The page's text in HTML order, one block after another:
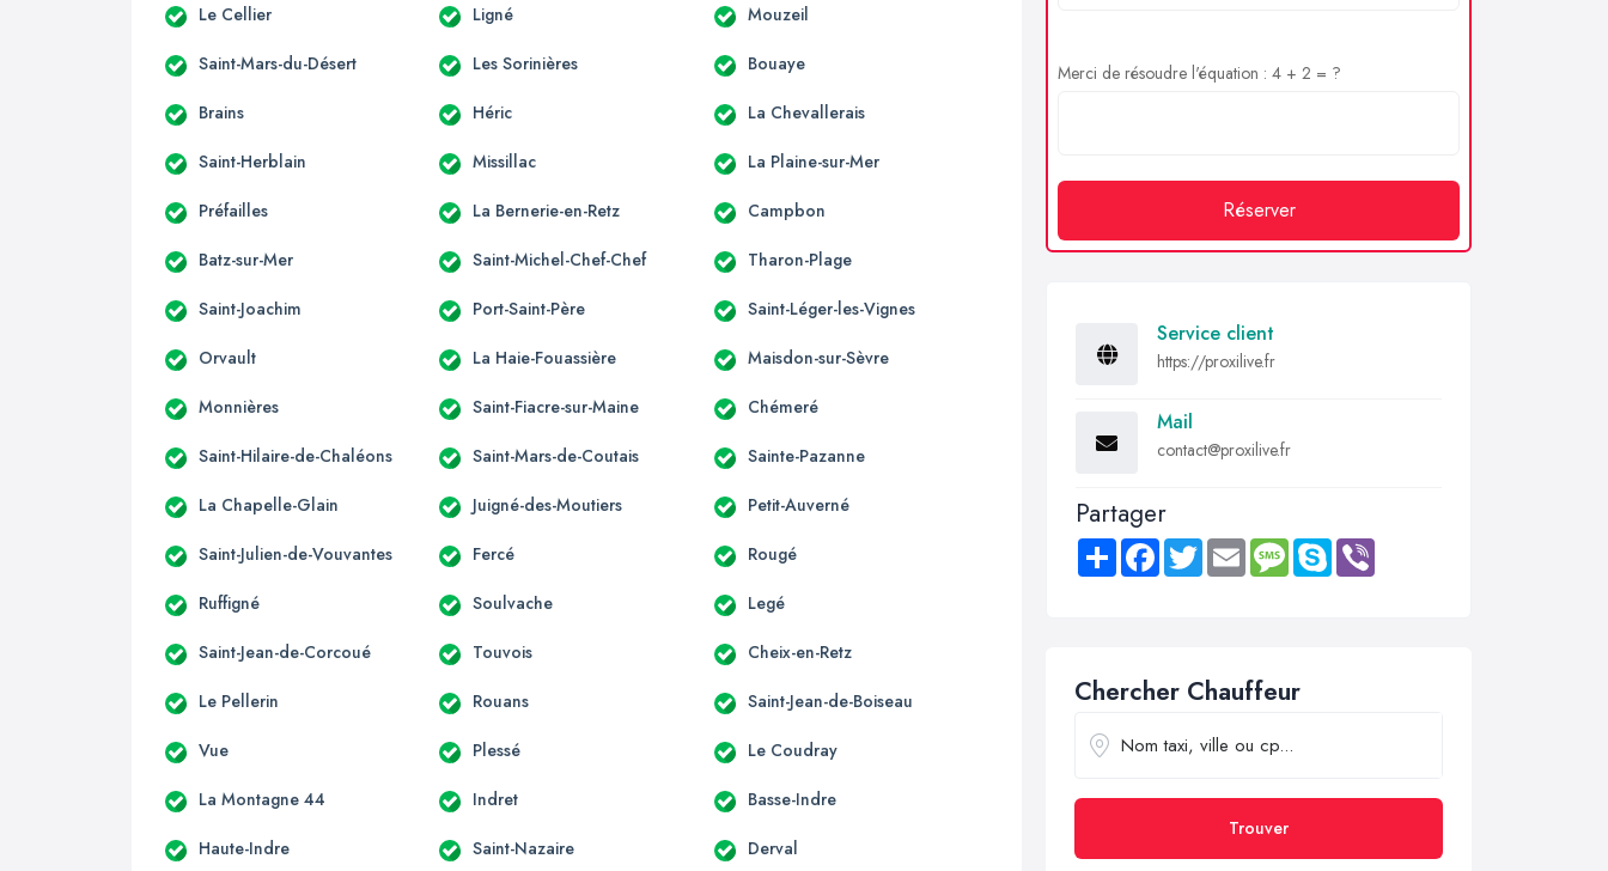
Le Cellier Ligné Mouzeil
Saint-Mars-du-Désert Les Sorinières Bouaye
Brains Héric La Chevallerais
Saint-Herblain Missillac La Plaine-sur-Mer
Préfailles La Bernerie-en-Retz Campbon
Batz-sur-Mer Saint-Michel-Chef-Chef Tharon-Plage
Saint-Joachim Port-Saint-Père Saint-Léger-les-Vignes
Orvault La Haie-Fouassière Maisdon-sur-Sèvre
Monnières Saint-Fiacre-sur-Maine Chémeré
Saint-Hilaire-de-Chaléons Saint-Mars-de-Coutais Sainte-Pazanne
La Chapelle-Glain Juigné-des-Moutiers Petit-Auverné
Saint-Julien-de-Vouvantes Fercé Rougé
Ruffigné Soulvache Legé
Saint-Jean-de-Corcoué Touvois Cheix-en-Retz
Le Pellerin Rouans Saint-Jean-de-Boiseau
Vue Plessé Le Coudray
La Montagne 44 Indret Basse-Indre
Haute-Indre Saint-Nazaire Derval
Merci de résoudre l'équation : 4 + 2 = ?
Réserver
Service client
https://proxilive.fr
Mail
contact@proxilive.fr
Partager
Share FacebookTwitter Email MessageSkype
Chercher Chauffeur
Trouver